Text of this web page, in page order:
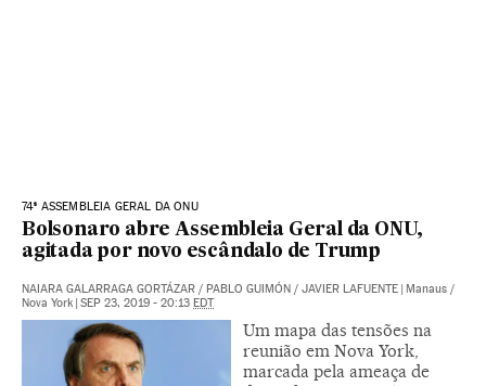
74ª ASSEMBLEIA GERAL DA ONU
Bolsonaro abre Assembleia Geral da ONU,
agitada por novo escândalo de Trump
NAIARA GALARRAGA GORTÁZAR / PABLO GUIMÓN / JAVIER LAFUENTE
Manaus /
Nova York SEP 23, 2019 - 20:13 EDT
Um mapa das tensões na
reunião em Nova York,
marcada pela ameaça de